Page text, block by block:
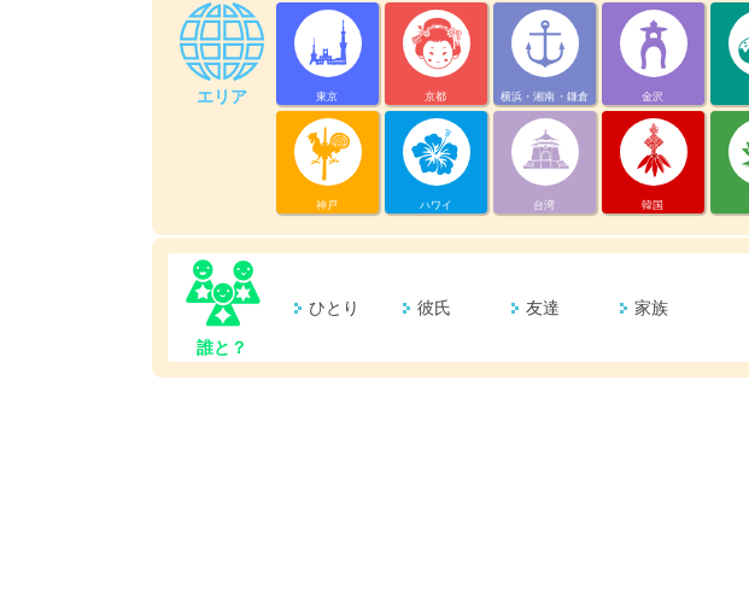
エリア 東京 京都 横浜・湘南・鎌倉 金沢
神戸 ハワイ 台湾 韓国
誰と？
ひとり 彼氏 友達 家族